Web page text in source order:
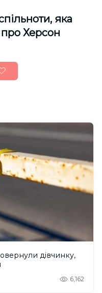
яка
про Херсон
дівчинку,
6,162